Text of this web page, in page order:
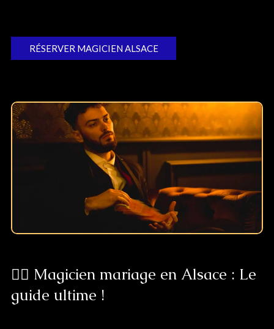
RÉSERVER MAGICIEN ALSACE
👰‍♀️ Magicien mariage en Alsace : Le
guide ultime !